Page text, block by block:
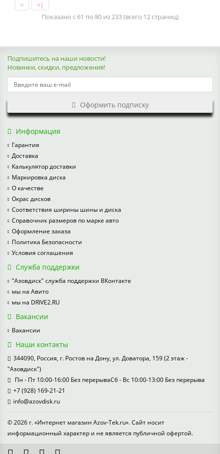
>
>|
Показано с 61 по 80 из 233 (всего 12 страниц)
Подпишитесь на наши новости!
Новинки, скидки, предложения!
Оформить подписку
Информация
Гарантия
Доставка
Калькулятор доставки
Маркировка диска
О качестве
Окрас дисков
Соответствия ширины шины и диска
Справочник размеров по марке авто
Оформление заказа
Политика Безопасности
Условия соглашения
Служба поддержки
"Азовдиск" служба поддержки ВКонтакте
мы на Авито
мы на DRIVE2.RU
Вакансии
Вакансии
Наши контакты
344090, Россия, г. Ростов на Дону, ул. Доватора, 159 (2 этаж -
"Азовдиск")
Пн - Пт 10:00-16:00 Без перерываСб - Вс 10:00-13:00 Без перерыва
+7 (928) 169-21-21
info@azovdisk.ru
© 2026 г. «Интернет магазин Azov-Tek.ru». Сайт носит
информационный характер и не является публичной офертой.